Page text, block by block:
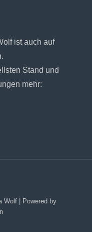
ist auch auf
Stand und
mehr:
Wolf | Powered by